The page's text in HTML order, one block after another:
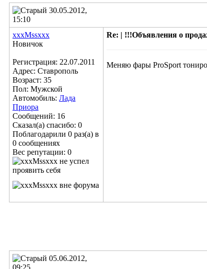
30.05.2012,
15:10
xxxMssxxx
Новичок
Регистрация: 22.07.2011
Адрес: Ставрополь
Возраст: 35
Пол: Мужской
Автомобиль: Лада
Приора
Сообщений: 16
Сказал(а) спасибо: 0
Поблагодарили 0 раз(а) в
0 сообщениях
Вес репутации: 0
Re: | !!!Объявления о
Меняю фары ProSport
05.06.2012,
09:25